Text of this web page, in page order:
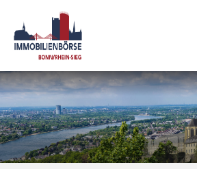
Inhalt
springen